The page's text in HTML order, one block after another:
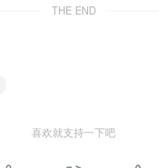
THE END
喜欢就支持一下吧